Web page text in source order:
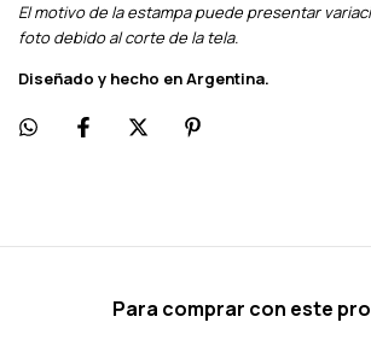
El motivo de la estampa puede presentar
foto debido al corte de la tela.
Diseñado y hecho en Argentina.
Para comprar con este